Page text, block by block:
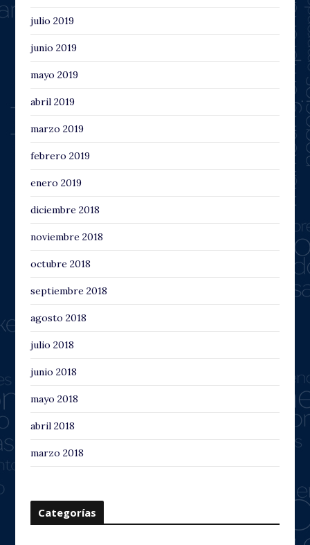
julio 2019
junio 2019
mayo 2019
abril 2019
marzo 2019
febrero 2019
enero 2019
diciembre 2018
noviembre 2018
octubre 2018
septiembre 2018
agosto 2018
julio 2018
junio 2018
mayo 2018
abril 2018
marzo 2018
Categorías